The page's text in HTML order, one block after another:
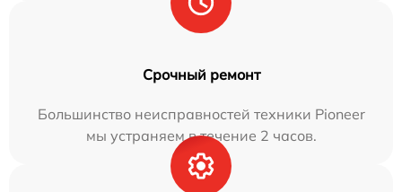
Срочный ремонт
Большинство неисправностей техники Pioneer
мы устраняем в течение 2 часов.